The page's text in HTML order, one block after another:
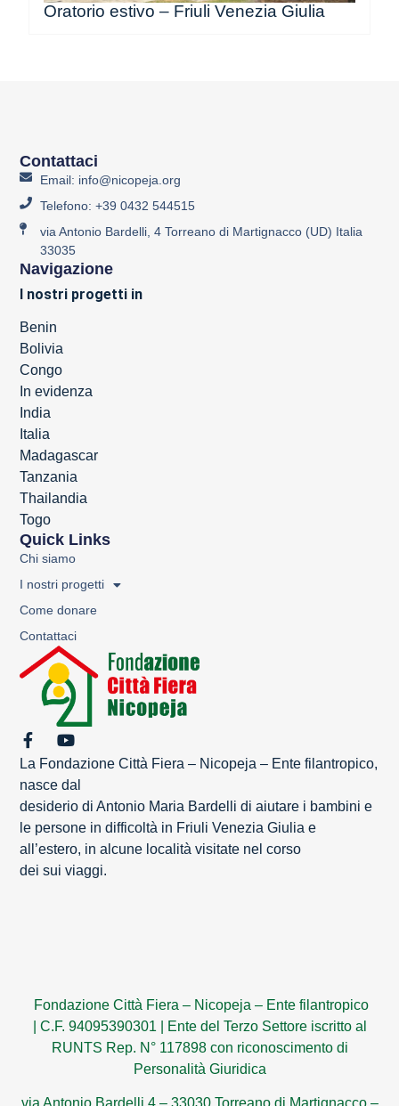
Oratorio estivo – Friuli Venezia Giulia
La Fondazione Città Fiera – Nicopeja – Ente filantropico,
nasce dal
desiderio di Antonio Maria Bardelli di aiutare i bambini e
le persone in difficoltà in Friuli Venezia Giulia e
all’estero, in alcune località visitate nel corso
dei sui viaggi.
Contattaci
Email: info@nicopeja.org
Telefono: +39 0432 544515
via Antonio Bardelli, 4 Torreano di Martignacco (UD) Italia
33035
Navigazione
I nostri progetti in
Benin
Bolivia
Congo
In evidenza
India
Italia
Madagascar
Tanzania
Thailandia
Togo
Quick Links
Chi siamo
I nostri progetti
Come donare
Contattaci
Fondazione Città Fiera – Nicopeja – Ente filantropico
C.F. 94095390301
Ente del Terzo Settore iscritto al
RUNTS Rep. N° 117898 con riconoscimento di
Personalità Giuridica